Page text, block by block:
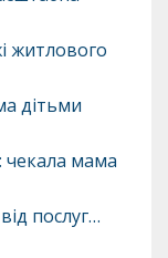
житлового
дітьми
чекала мама
послуг…